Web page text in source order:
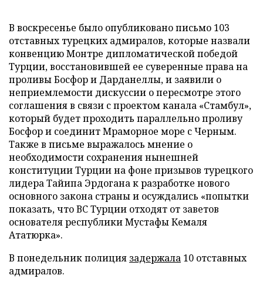
В воскресенье было опубликовано письмо 103
отставных турецких адмиралов, которые назвали
конвенцию Монтре дипломатической победой
Турции, восстановившей ее суверенные права на
проливы Босфор и Дарданеллы, и заявили о
неприемлемости дискуссии о пересмотре этого
соглашения в связи с проектом канала «Стамбул»,
который будет проходить параллельно проливу
Босфор и соединит Мраморное море с Черным.
Также в письме выражалось мнение о
необходимости сохранения нынешней
конституции Турции на фоне призывов турецкого
лидера Тайипа Эрдогана к разработке нового
основного закона страны и осуждались «попытки
показать, что ВС Турции отходят от заветов
основателя республики Мустафы Кемаля
Ататюрка».
В понедельник полиция задержала 10 отставных
адмиралов.